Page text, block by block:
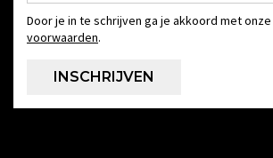
Door je in te schrijven ga je akkoord met onze
voorwaarden.